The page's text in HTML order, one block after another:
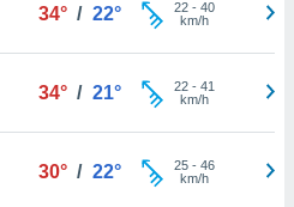
34° / 22° 22- 40
km/h
34° / 21° 22- 41
km/h
30° / 22° 25- 46
km/h